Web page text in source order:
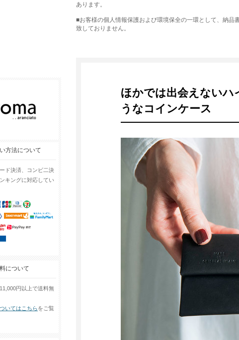
方法について
ド決済、コンビ二決
キングに対応してい
について
円以上で送料無
いてはこちらをご覧
あります。
■お客様の個人情報保護および環境保全の一環として、納品
致しておりません。
ほかでは出会えないハ
うなコインケース